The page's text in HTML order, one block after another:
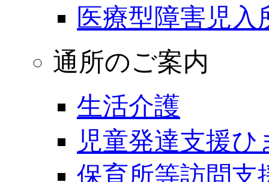
医療型障害児
通所のご案内
生活介護
児童発達支援ひ
保育所等訪問支